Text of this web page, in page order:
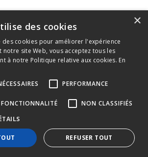
du Québec des métiers de la
- International
×
des cookies
des cookies pour améliorer l'expérience
notre site Web, vous acceptez tous les
à notre Politique relative aux cookies. En
PERFORMANCE
FONCTIONNALITÉ
NON CLASSIFIÉS
REFUSER TOUT